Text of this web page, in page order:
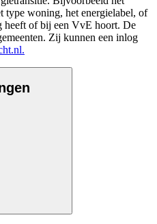
type woning, het energielabel, of
heeft of bij een VvE hoort. De
Zij kunnen een inlog